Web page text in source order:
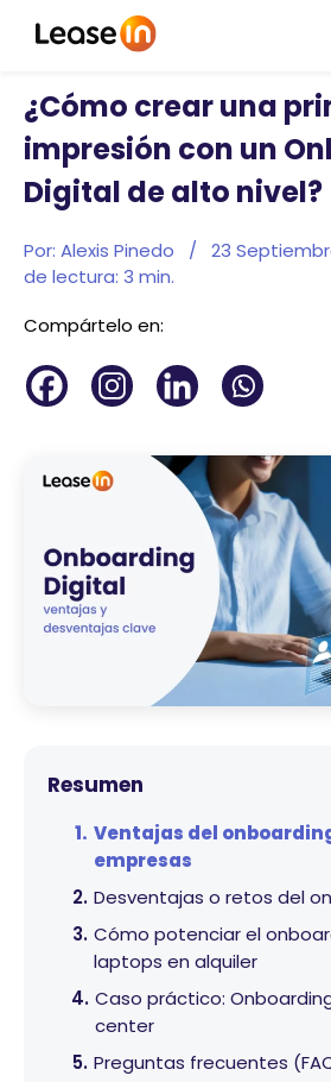
¿Cómo crear una
impresión con un
Digital de alto nivel?
Por: Alexis Pinedo / 23
de lectura: 3 min.
Compártelo en:
Resumen
Ventajas del
empresas
Desventajas o retos del
Cómo potenciar el
laptops en alquiler
Caso práctico:
center
Preguntas frecuentes